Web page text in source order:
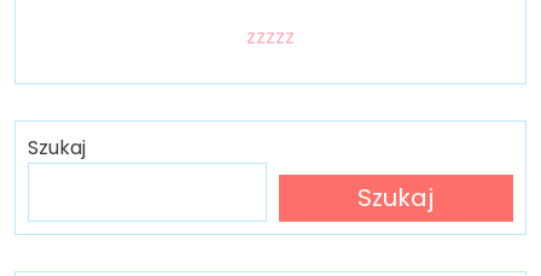
zzzzz
Szukaj
Szukaj